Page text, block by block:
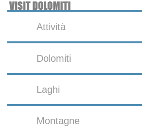
Attività
Dolomiti
Laghi
Montagne